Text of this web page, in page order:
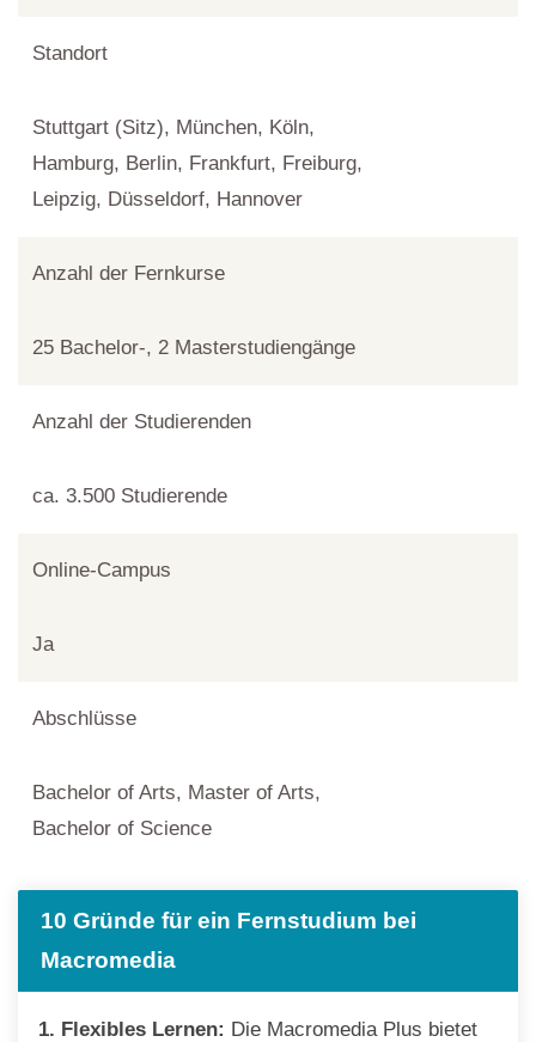
Standort
Stuttgart (Sitz), München, Köln,
Hamburg, Berlin, Frankfurt, Freiburg,
Leipzig, Düsseldorf, Hannover
Anzahl der Fernkurse
25 Bachelor-, 2 Masterstudiengänge
Anzahl der Studierenden
ca. 3.500 Studierende
Online-Campus
Ja
Abschlüsse
Bachelor of Arts, Master of Arts,
Bachelor of Science
10 Gründe für ein Fernstudium bei
Macromedia
1. Flexibles Lernen: Die Macromedia Plus bietet